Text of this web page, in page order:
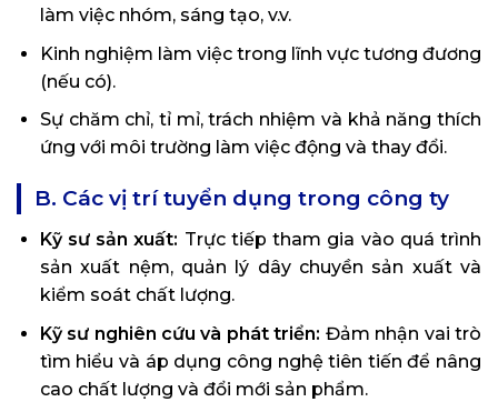
làm việc nhóm, sáng tạo, v.v.
Kinh nghiệm làm việc trong lĩnh vực tương đương
(nếu có).
Sự chăm chỉ, tỉ mỉ, trách nhiệm và khả năng thích
ứng với môi trường làm việc động và thay đổi.
B. Các vị trí tuyển dụng trong công ty
Kỹ sư sản xuất: Trực tiếp tham gia vào quá trình
sản xuất nệm, quản lý dây chuyền sản xuất và
kiểm soát chất lượng.
Kỹ sư nghiên cứu và phát triển: Đảm nhận vai trò
tìm hiểu và áp dụng công nghệ tiên tiến để nâng
cao chất lượng và đổi mới sản phẩm.